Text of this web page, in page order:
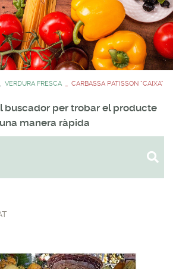
VERDURA FRESCA CARBASSA PATISSON *CAIXA*
buscador per trobar el producte
manera ràpida